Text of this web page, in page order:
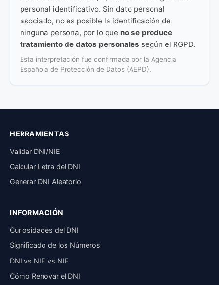
personal identificativo. Sin dato personal
asociado, no es posible la identificación de
ninguna persona, por lo que no se produce
tratamiento de datos personales según el RGPD.
Esta interpretación fue confirmada por la Agencia
Española de Protección de Datos (AEPD).
HERRAMIENTAS
Validar DNI/NIE
Calcular Letra del DNI
Generar DNI Aleatorio
INFORMACIÓN
Curiosidades del DNI
Significado de los Números
DNI vs NIE vs NIF
Cómo Renovar el DNI